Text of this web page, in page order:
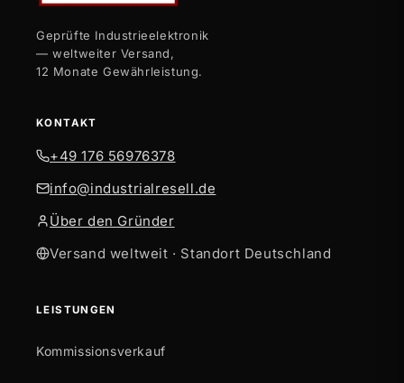
Geprüfte Industrieelektronik
— weltweiter Versand,
12 Monate Gewährleistung.
KONTAKT
+49 176 56976378
info@industrialresell.de
Über den Gründer
Versand weltweit · Standort Deutschland
LEISTUNGEN
Kommissionsverkauf